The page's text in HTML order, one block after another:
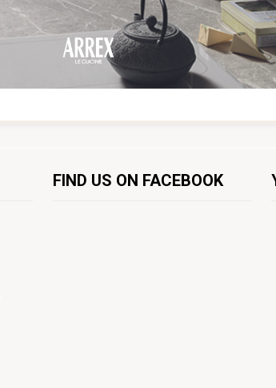
FIND US ON FACEBOOK